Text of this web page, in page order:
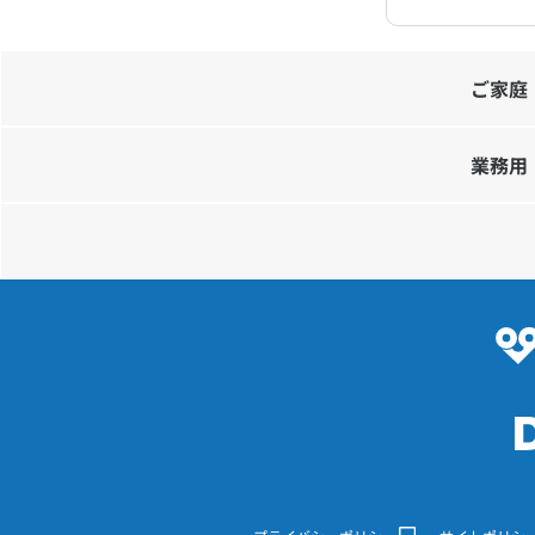
ご家
業務用